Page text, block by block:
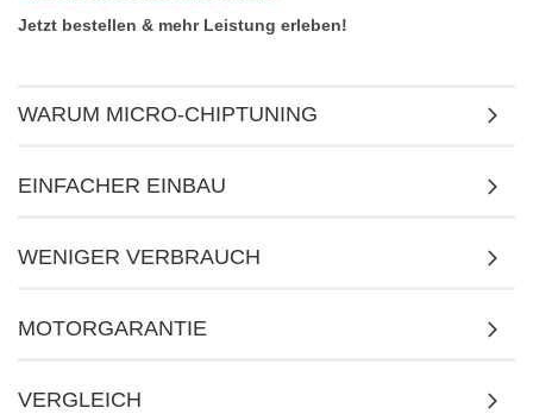
Jetzt bestellen & mehr Leistung erleben!
WARUM MICRO-CHIPTUNING
EINFACHER EINBAU
WENIGER VERBRAUCH
MOTORGARANTIE
VERGLEICH